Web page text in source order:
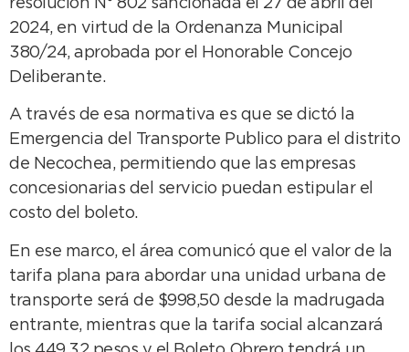
resolución N° 802 sancionada el 27 de abril del
2024, en virtud de la Ordenanza Municipal
380/24, aprobada por el Honorable Concejo
Deliberante.
A través de esa normativa es que se dictó la
Emergencia del Transporte Publico para el distrito
de Necochea, permitiendo que las empresas
concesionarias del servicio puedan estipular el
costo del boleto.
En ese marco, el área comunicó que el valor de la
tarifa plana para abordar una unidad urbana de
transporte será de $998,50 desde la madrugada
entrante, mientras que la tarifa social alcanzará